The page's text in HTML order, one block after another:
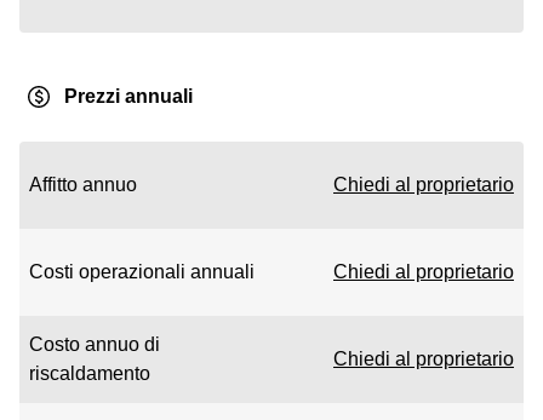
Prezzi annuali
Affitto annuo Chiedi al proprietario
Costi operazionali annuali Chiedi al proprietario
Costo annuo di
riscaldamento
Chiedi al proprietario